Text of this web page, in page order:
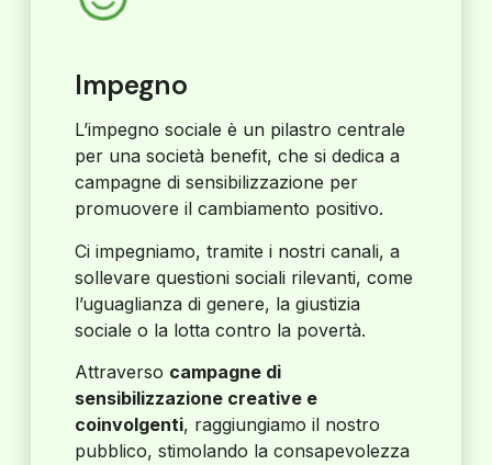
Impegno
L’impegno sociale è un pilastro centrale
per una società benefit, che si dedica a
campagne di sensibilizzazione per
promuovere il cambiamento positivo.
Ci impegniamo, tramite i nostri canali, a
sollevare questioni sociali rilevanti, come
l’uguaglianza di genere, la giustizia
sociale o la lotta contro la povertà.
Attraverso campagne di
sensibilizzazione creative e
coinvolgenti, raggiungiamo il nostro
pubblico, stimolando la consapevolezza